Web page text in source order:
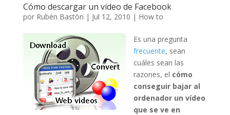
Cómo descargar un vídeo de Facebook
por Rubén Bastón | Jul 12, 2010 | How to
Es una pregunta
frecuente, sean
cuáles sean las
razones, el cómo
conseguir bajar al
ordenador un vídeo
que se ve en